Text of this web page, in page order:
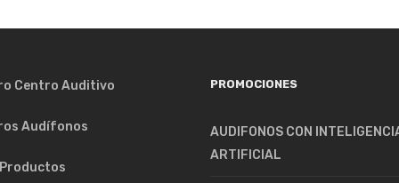
Centro Auditivo
Audífonos
PROMOCIONES
AUDIFONOS CON
ARTIFICIAL